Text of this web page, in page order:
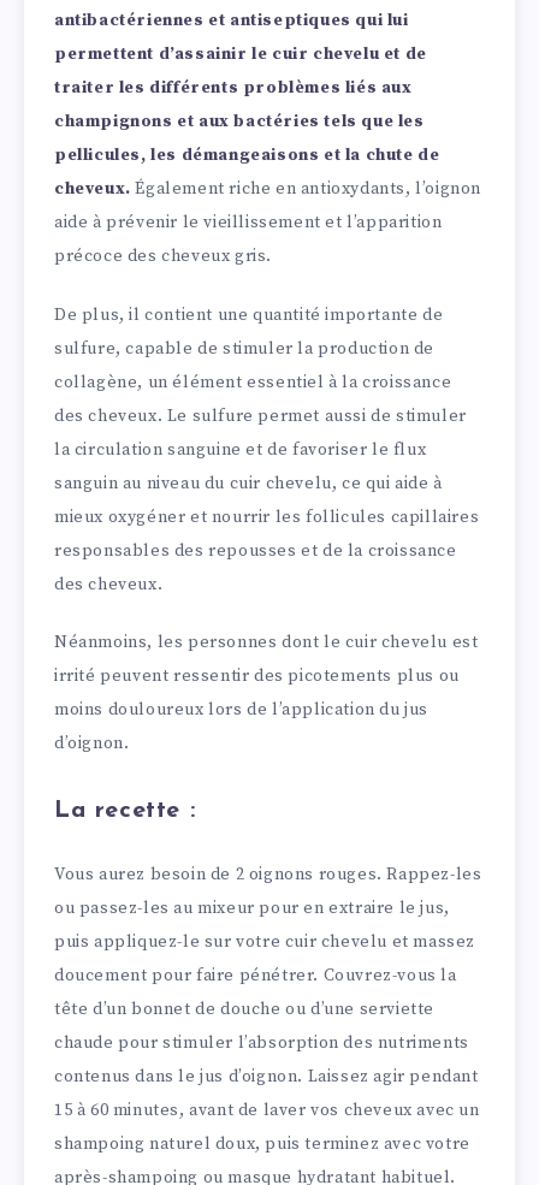
antibactériennes et antiseptiques qui lui
permettent d’assainir le cuir chevelu et de
traiter les différents problèmes liés aux
champignons et aux bactéries tels que les
pellicules, les démangeaisons et la chute de
cheveux. Également riche en antioxydants, l’oignon
aide à prévenir le vieillissement et l’apparition
précoce des cheveux gris.
De plus, il contient une quantité importante de
sulfure, capable de stimuler la production de
collagène, un élément essentiel à la croissance
des cheveux. Le sulfure permet aussi de stimuler
la circulation sanguine et de favoriser le flux
sanguin au niveau du cuir chevelu, ce qui aide à
mieux oxygéner et nourrir les follicules capillaires
responsables des repousses et de la croissance
des cheveux.
Néanmoins, les personnes dont le cuir chevelu est
irrité peuvent ressentir des picotements plus ou
moins douloureux lors de l’application du jus
d’oignon.
La recette :
Vous aurez besoin de 2 oignons rouges. Rappez-les
ou passez-les au mixeur pour en extraire le jus,
puis appliquez-le sur votre cuir chevelu et massez
doucement pour faire pénétrer. Couvrez-vous la
tête d’un bonnet de douche ou d’une serviette
chaude pour stimuler l’absorption des nutriments
contenus dans le jus d’oignon. Laissez agir pendant
15 à 60 minutes, avant de laver vos cheveux avec un
shampoing naturel doux, puis terminez avec votre
après-shampoing ou masque hydratant habituel.